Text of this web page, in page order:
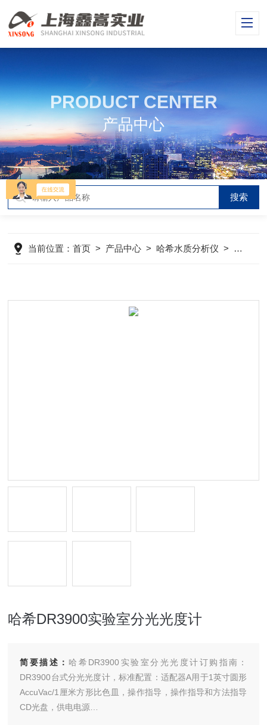
PRODUCT CENTER
产品中心
当前位置：首页 > 产品中心 > 哈希水质分析仪 > 哈希
哈希DR3900实验室分光光度计
简要描述： 哈希DR3900实验室分光光度计订购指南：
DR3900台式分光光度计，标准配置：适配器A用于1英寸圆形
AccuVac/1厘米方形比色皿，操作指导，操作指导和方法指导
CD光盘，供电电源